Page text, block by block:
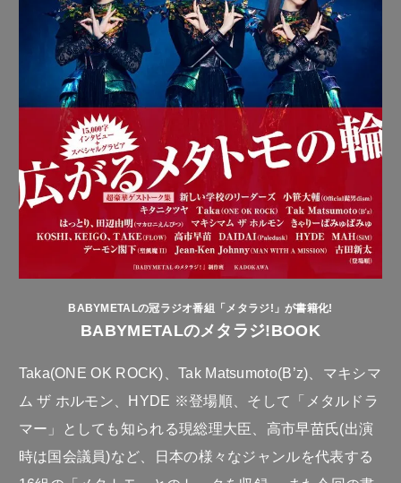
BABYMETALの冠ラジオ番組「メタラジ!」が書籍化!
BABYMETALのメタラジ!BOOK
Taka(ONE OK ROCK)、Tak Matsumoto(B’z)、マキシマ
ム ザ ホルモン、HYDE ※登場順、そして「メタルドラ
マー」としても知られる現総理大臣、高市早苗氏(出演
時は国会議員)など、日本の様々なジャンルを代表する